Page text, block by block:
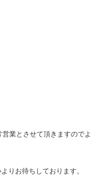
業とさせて頂きますのでよ
りお待ちしております。